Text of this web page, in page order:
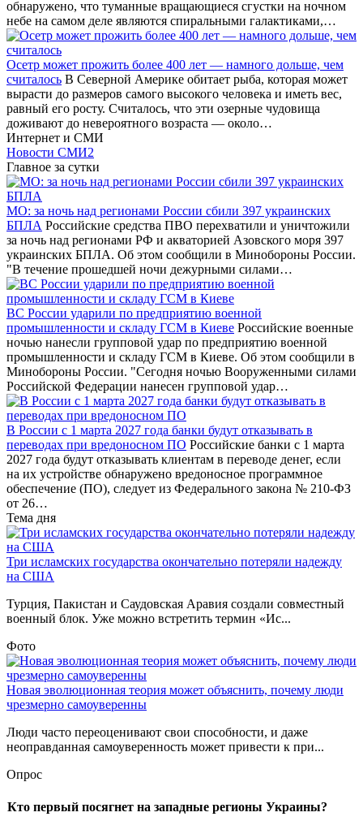
обнаружено, что туманные вращающиеся сгустки на ночном
небе на самом деле являются спиральными галактиками,…
Осетр может прожить более 400 лет — намного дольше, чем
считалось В Северной Америке обитает рыба, которая может
вырасти до размеров самого высокого человека и иметь вес,
равный его росту. Считалось, что эти озерные чудовища
доживают до невероятного возраста — около…
Интернет и СМИ
Новости СМИ2
Главное за сутки
МО: за ночь над регионами России сбили 397 украинских
БПЛА Российские средства ПВО перехватили и уничтожили
за ночь над регионами РФ и акваторией Азовского моря 397
украинских БПЛА. Об этом сообщили в Минобороны России.
"В течение прошедшей ночи дежурными силами…
ВС России ударили по предприятию военной
промышленности и складу ГСМ в Киеве Российские военные
ночью нанесли групповой удар по предприятию военной
промышленности и складу ГСМ в Киеве. Об этом сообщили в
Минобороны России. "Сегодня ночью Вооруженными силами
Российской Федерации нанесен групповой удар…
В России с 1 марта 2027 года банки будут отказывать в
переводах при вредоносном ПО Российские банки с 1 марта
2027 года будут отказывать клиентам в переводе денег, если
на их устройстве обнаружено вредоносное программное
обеспечение (ПО), следует из Федерального закона № 210-ФЗ
от 26…
Тема дня
Три исламских государства окончательно потеряли надежду
на США
Турция, Пакистан и Саудовская Аравия создали совместный
военный блок. Уже можно встретить термин «Ис...
Фото
Новая эволюционная теория может объяснить, почему люди
чрезмерно самоуверенны
Люди часто переоценивают свои способности, и даже
неоправданная самоуверенность может привести к при...
Опрос
Кто первый посягнет на западные регионы Украины?